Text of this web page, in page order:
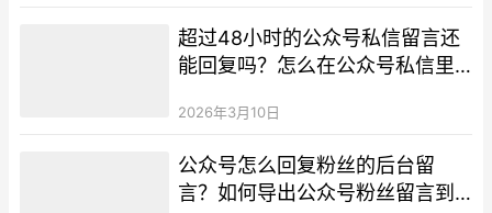
超过48小时的公众号私信留言还
能回复吗？怎么在公众号私信里
2026年3月10日
公众号怎么回复粉丝的后台留
言？如何导出公众号粉丝留言到